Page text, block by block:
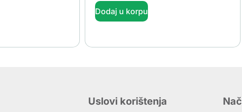
Dodaj u korpu
Uslovi korištenja